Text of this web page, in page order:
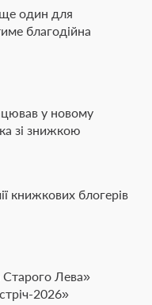
один для
благодійна
у новому
зі знижкою
книжкових блогерів
Старого Лева»
2026»